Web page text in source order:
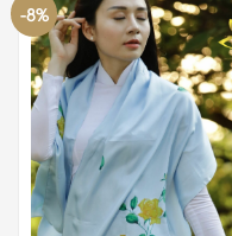
-8%